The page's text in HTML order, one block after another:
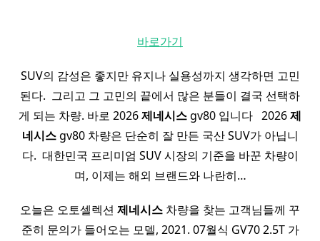
바로가기
SUV의 감성은 좋지만 유지나 실용성까지 생각하면 고민
된다. ​ 그리고 그 고민의 끝에서 많은 분들이 결국 선택하
게 되는 차량. 바로 2026제네시스gv80 입니다 ​ ​ 2026제
네시스gv80 차량은 단순히 잘 만든 국산 SUV가 아닙니
다. ​ 대한민국 프리미엄 SUV 시장의 기준을 바꾼 차량이
며, 이제는 해외 브랜드와 나란히…
오늘은 오토셀렉션 제네시스 차량을 찾는 고객님들께 꾸
준히 문의가 들어오는 모델, 2021. 07월식 GV70 2.5T 가